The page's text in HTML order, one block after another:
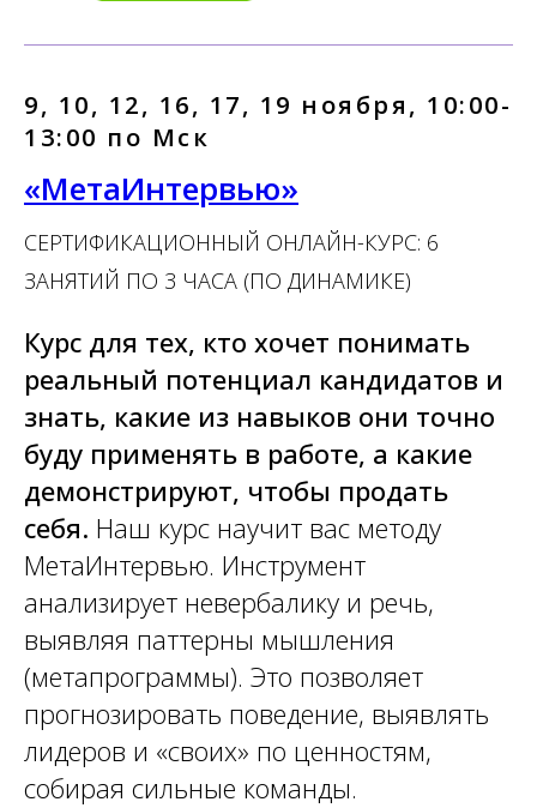
9, 10, 12, 16, 17, 19 ноября, 10:00-
13:00 по Мск
«МетаИнтервью»
СЕРТИФИКАЦИОННЫЙ ОНЛАЙН-КУРС: 6
ЗАНЯТИЙ ПО 3 ЧАСА (ПО ДИНАМИКЕ)
Курс для тех, кто хочет понимать
реальный потенциал кандидатов и
знать, какие из навыков они точно
буду применять в работе, а какие
демонстрируют, чтобы продать
себя. Наш курс научит вас методу
МетаИнтервью. Инструмент
анализирует невербалику и речь,
выявляя паттерны мышления
(метапрограммы). Это позволяет
прогнозировать поведение, выявлять
лидеров и «своих» по ценностям,
собирая сильные команды.